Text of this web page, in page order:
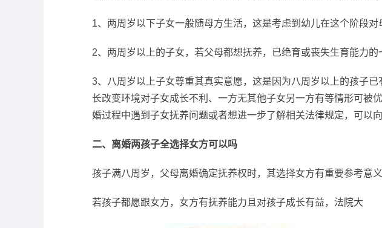
1、两周岁以下子女一般随母方生活，这是考虑到幼儿在这个阶段对
2、两周岁以上的子女，若父母都想抚养，已绝育或丧失生育能力的
3、八周岁以上子女尊重其真实意愿，这是因为八周岁以上的孩子
长改变环境对子女成长不利、一方无其他子女另一方有等情形可被
婚过程中遇到子女抚养问题或者想进一步了解相关法律规定，可以
二、离婚两孩子全选择女方可以吗
孩子满八周岁，父母离婚确定抚养权时，其选择女方有重要参考意
若孩子都愿跟女方，女方有抚养能力且对孩子成长有益，法院大